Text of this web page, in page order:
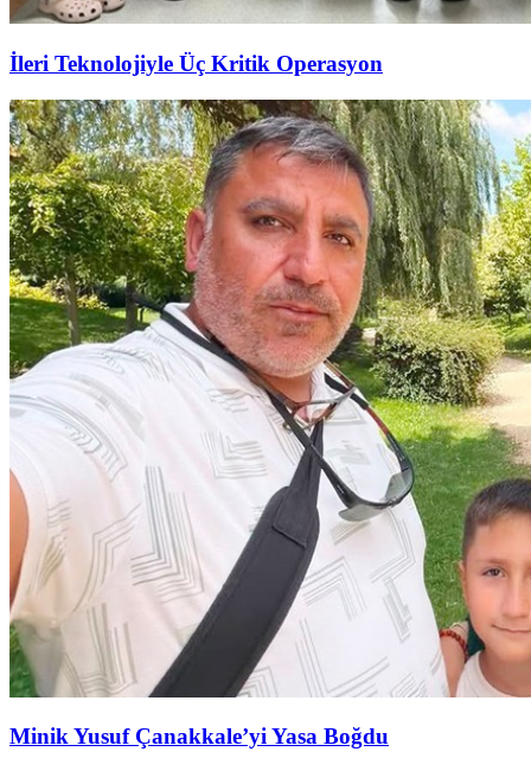
İleri Teknolojiyle Üç Kritik Operasyon
Minik Yusuf Çanakkale’yi Yasa Boğdu